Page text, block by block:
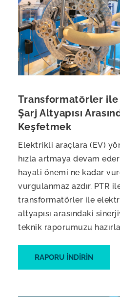
Transformatörler
Şarj Altyapısı
Keşfetmek
Elektrikli araçlara (EV)
hızla artmaya devam
hayati önemi ne kadar
vurgulanmaz azdır. PTR
transformatörler ile
altyapısı arasındaki
teknik raporumuzu
RAPORU INDIRIN